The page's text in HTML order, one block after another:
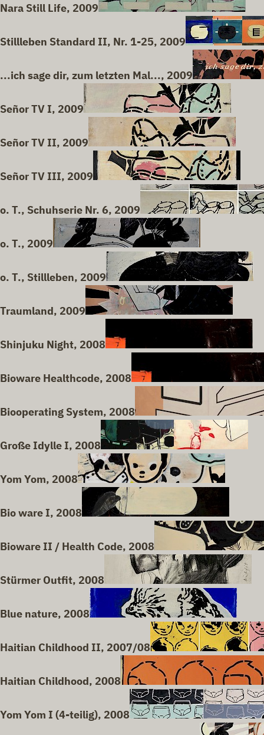
Nara Still Life, 2009
Stillleben Standard II, Nr. 1-25, 2009
...ich sage dir, zum letzten Mal..., 2009
Señor TV I, 2009
Señor TV II, 2009
Señor TV III, 2009
o. T., Schuhserie Nr. 6, 2009
o. T., 2009
o. T., Stillleben, 2009
Traumland, 2009
Shinjuku Night, 2008
Bioware Healthcode, 2008
Biooperating System, 2008
Große Idylle I, 2008
Yom Yom, 2008
Bio ware I, 2008
Bioware II / Health Code, 2008
Stürmer Outfit, 2008
Blue nature, 2008
Haitian Childhood II, 2007/08
Haitian Childhood, 2008
Yom Yom I (4-teilig), 2008